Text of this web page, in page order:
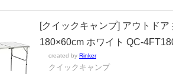
[クイックキャンプ] アウトド
180×60cm ホワイト QC-
created by Rinker
クイックキャンプ